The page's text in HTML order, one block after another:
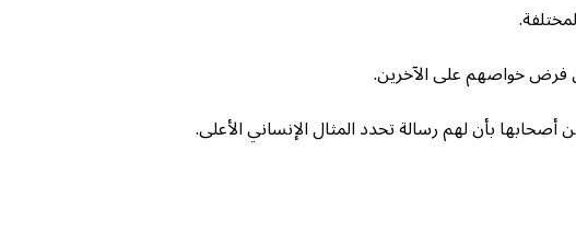
فرض خواصهم على الآخرين.
أصحابها بأن لهم رسالة تحدد المثال الإنساني الأعلى.